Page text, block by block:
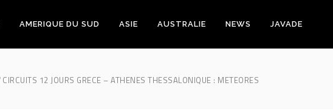
AMERIQUE DU SUD ASIE AUSTRALIE NEWS JAVADE
CIRCUITS 12 JOURS GRECE – ATHENES THESSALONIQUE : METEORES